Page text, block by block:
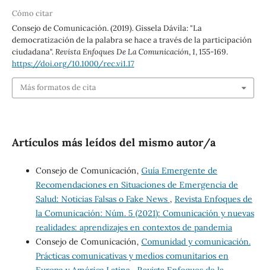
Cómo citar
Consejo de Comunicación. (2019). Gissela Dávila: "La
democratización de la palabra se hace a través de la participación
ciudadana".Revista Enfoques De La Comunicación,1, 155-169.
https://doi.org/10.1000/rec.vi1.17
Más formatos de cita
Artículos más leídos del mismo autor/a
Consejo de Comunicación, Guía Emergente de
Recomendaciones en Situaciones de Emergencia de
Salud: Noticias Falsas o Fake News , Revista Enfoques de
la Comunicación: Núm. 5 (2021): Comunicación y nuevas
realidades: aprendizajes en contextos de pandemia
Consejo de Comunicación, Comunidad y comunicación.
Prácticas comunicativas y medios comunitarios en